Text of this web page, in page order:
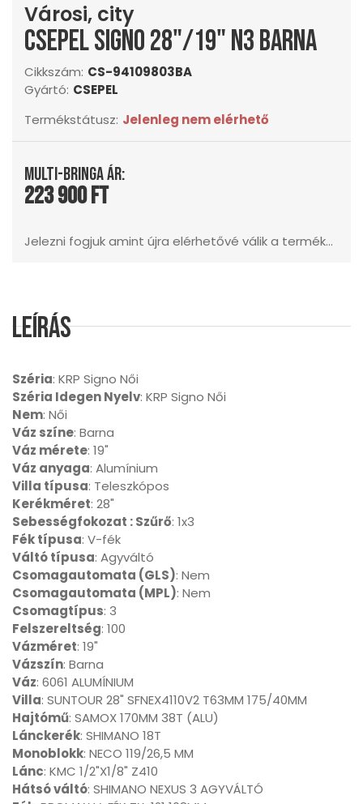
Városi, city
Csepel Signo 28"/19" N3 barna
Cikkszám: CS-94109803BA
Gyártó: CSEPEL
Termékstátusz: Jelenleg nem elérhető
Multi-Bringa ár:
223 900 Ft
Jelezni fogjuk amint újra elérhetővé válik a termék...
Leírás
Széria: KRP Signo Női
Széria Idegen Nyelv: KRP Signo Női
Nem: Női
Váz színe: Barna
Váz mérete: 19"
Váz anyaga: Alumínium
Villa típusa: Teleszkópos
Kerékméret: 28"
Sebességfokozat : Szűrő: 1x3
Fék típusa: V-fék
Váltó típusa: Agyváltó
Csomagautomata (GLS): Nem
Csomagautomata (MPL): Nem
Csomagtípus: 3
Felszereltség: 100
Vázméret: 19"
Vázszín: Barna
Váz: 6061 ALUMÍNIUM
Villa: SUNTOUR 28" SFNEX4110V2 T63MM 175/40MM
Hajtómű: SAMOX 170MM 38T (ALU)
Lánckerék: SHIMANO 18T
Monoblokk: NECO 119/26,5 MM
Lánc: KMC 1/2"X1/8" Z410
Hátsó váltó: SHIMANO NEXUS 3 AGYVÁLTÓ